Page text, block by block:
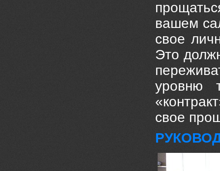
вашем
свое
Это
уровню
свое